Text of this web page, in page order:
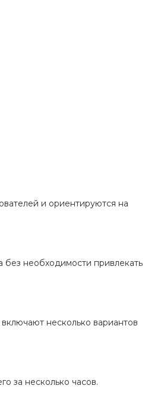
и ориентируются на
без необходимости привлекать
несколько вариантов
за несколько часов.